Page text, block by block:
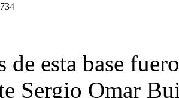
de esta base
Sergio Omar